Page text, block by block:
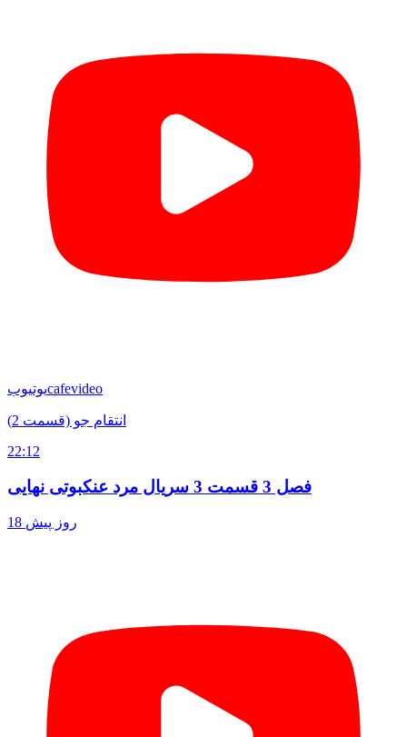
یوتیوبcafevideo
انتقام جو (قسمت 2)
22:12
فصل 3 قسمت 3 سریال مرد عنکبوتی نهایی
18 روز پیش